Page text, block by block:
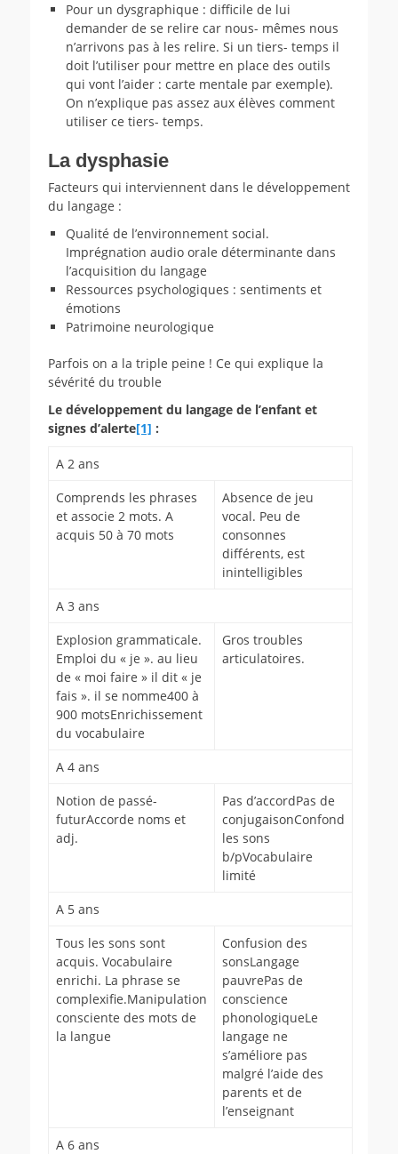
Pour un dysgraphique : difficile de lui
demander de se relire car nous- mêmes nous
n’arrivons pas à les relire. Si un tiers- temps il
doit l’utiliser pour mettre en place des outils
qui vont l’aider : carte mentale par exemple).
On n’explique pas assez aux élèves comment
utiliser ce tiers- temps.
La dysphasie
Facteurs qui interviennent dans le développement
du langage :
Qualité de l’environnement social.
Imprégnation audio orale déterminante dans
l’acquisition du langage
Ressources psychologiques : sentiments et
émotions
Patrimoine neurologique
Parfois on a la triple peine ! Ce qui explique la
sévérité du trouble
Le développement du langage de l’enfant et
signes d’alerte[1] :
A 2 ans
Comprends les phrases
et associe 2 mots. A
acquis 50 à 70 mots
Absence de jeu
vocal. Peu de
consonnes
différents, est
inintelligibles
A 3 ans
Explosion grammaticale.
Emploi du « je ». au lieu
de « moi faire » il dit « je
fais ». il se nomme400 à
900 motsEnrichissement
du vocabulaire
Gros troubles
articulatoires.
A 4 ans
Notion de passé-
futurAccorde noms et
adj.
Pas d’accordPas de
conjugaisonConfond
les sons
b/pVocabulaire
limité
A 5 ans
Tous les sons sont
acquis. Vocabulaire
enrichi. La phrase se
complexifie.Manipulation
consciente des mots de
la langue
Confusion des
sonsLangage
pauvrePas de
conscience
phonologiqueLe
langage ne
s’améliore pas
malgré l’aide des
parents et de
l’enseignant
A 6 ans